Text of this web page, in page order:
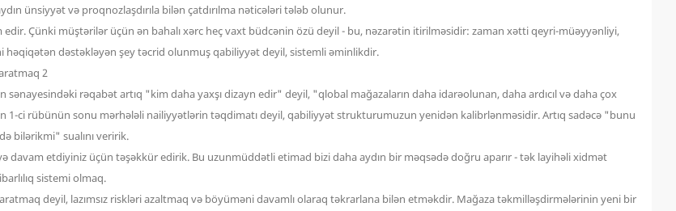
ünsiyyət və proqnozlaşdırıla bilən çatdırılma nəticələri tələb olunur.
Çünki müştərilər üçün ən bahalı xərc heç vaxt büdcənin özü deyil - bu, nəzarətin itirilməsidir: zaman xətti qeyri-müəyyənliyi,
dəstəkləyən şey təcrid olunmuş qabiliyyət deyil, sistemli əminlikdir.
rəqabət artıq "kim daha yaxşı dizayn edir" deyil, "qlobal mağazaların daha idarəolunan, daha ardıcıl və daha çox
1-ci rübünün sonu mərhələli nailiyyətlərin təqdimatı deyil, qabiliyyət strukturumuzun yenidən kalibrlənməsidir. Artıq sadəcə "bunu
bilərikmi" sualını veririk.
davam etdiyiniz üçün təşəkkür edirik. Bu uzunmüddətli etimad bizi daha aydın bir məqsədə doğru aparır - tək layihəli xidmət
sistemi olmaq.
deyil, lazımsız riskləri azaltmaq və böyüməni davamlı olaraq təkrarlana bilən etməkdir. Mağaza təkmilləşdirmələrinin yeni bir